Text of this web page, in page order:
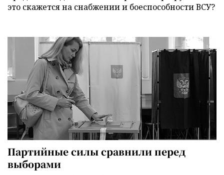
это скажется на снабжении и боеспособности ВСУ?
Партийные силы сравнили перед
выборами